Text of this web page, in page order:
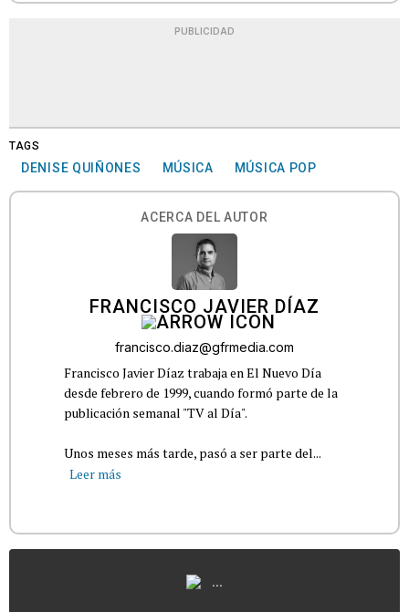
PUBLICIDAD
TAGS
DENISE QUIÑONES MÚSICA MÚSICA POP
ACERCA DEL AUTOR
FRANCISCO JAVIER DÍAZ
francisco.diaz@gfrmedia.com
Francisco Javier Díaz trabaja en El Nuevo Día
desde febrero de 1999, cuando formó parte de la
publicación semanal "TV al Día".
Unos meses más tarde, pasó a ser parte del...
Leer más
...